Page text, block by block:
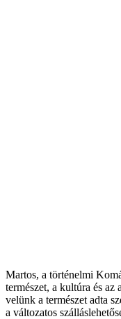
Martos, a történelmi
természet, a kultúra és
velünk a természet adta
a változatos